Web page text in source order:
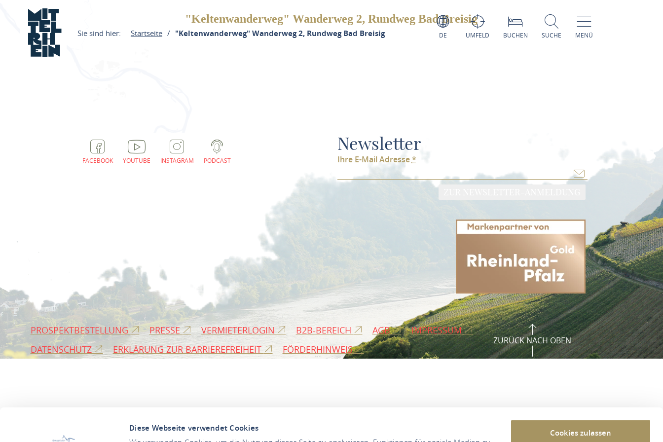
Diese Webseite verwendet Cookies Cookies zulassen
DE UMFELD BUCHEN SUCHE MENÜ
"Keltenwanderweg" Wanderweg 2, Rundweg Bad Breisig
Sie sind hier: Startseite "Keltenwanderweg" Wanderweg 2, Rundweg Bad Breisig
FACEBOOK YOUTUBE INSTAGRAM PODCAST
Newsletter
Ihre E-Mail Adresse*
PROSPEKTBESTELLUNG PRESSE VERMIETERLOGIN B2B-BEREICH AGB
IMPRESSUM
DATENSCHUTZ
ERKLÄRUNG ZUR BARRIEREFREIHEIT FÖRDERHINWEIS
ZURÜCK NACH OBEN